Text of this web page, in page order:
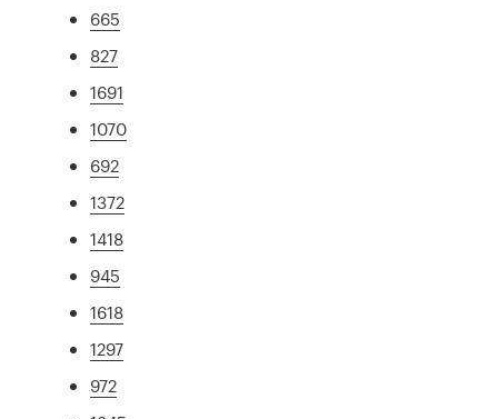
665
827
1691
1070
692
1372
1418
945
1618
1297
972